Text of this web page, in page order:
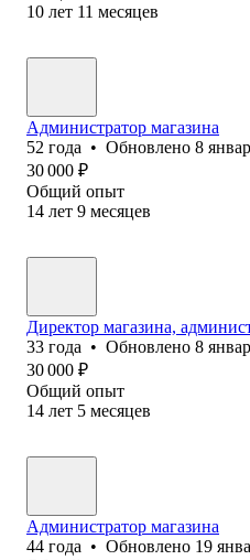
10 лет 11 месяцев
Администратор магазина
52 года • Обновлено 8
30 000 ₽
Общий опыт
14 лет 9 месяцев
Директор магазина,
33 года • Обновлено 8
30 000 ₽
Общий опыт
14 лет 5 месяцев
Администратор магазина
44 года • Обновлено 19